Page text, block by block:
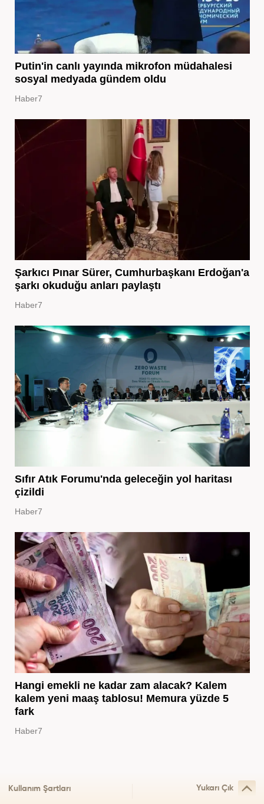
Putin'in canlı yayında mikrofon müdahalesi
sosyal medyada gündem oldu
Haber7
Şarkıcı Pınar Sürer, Cumhurbaşkanı Erdoğan'a
şarkı okuduğu anları paylaştı
Haber7
Sıfır Atık Forumu'nda geleceğin yol haritası
çizildi
Haber7
Hangi emekli ne kadar zam alacak? Kalem
kalem yeni maaş tablosu! Memura yüzde 5
fark
Haber7
Kullanım Şartları Yukarı Çık